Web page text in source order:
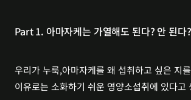
Part 1. 아마자케는 가열해도 된다? 안 된다?
우리가 누룩,아마자케를 왜 섭취하고 싶은 지
이유로는 소화하기 쉬운 영양소섭취에 있다고